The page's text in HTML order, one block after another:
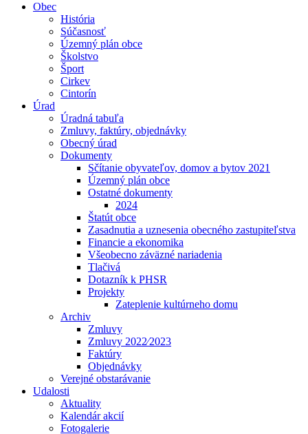
Obec
História
Súčasnosť
Územný plán obce
Školstvo
Šport
Cirkev
Cintorín
Úrad
Úradná tabuľa
Zmluvy, faktúry, objednávky
Obecný úrad
Dokumenty
Sčítanie obyvateľov, domov a bytov 2021
Územný plán obce
Ostatné dokumenty
2024
Štatút obce
Zasadnutia a uznesenia obecného zastupiteľstva
Financie a ekonomika
Všeobecno záväzné nariadenia
Tlačivá
Dotazník k PHSR
Projekty
Zateplenie kultúrneho domu
Archiv
Zmluvy
Zmluvy 2022⁄2023
Faktúry
Objednávky
Verejné obstarávanie
Udalosti
Aktuality
Kalendár akcií
Fotogalerie